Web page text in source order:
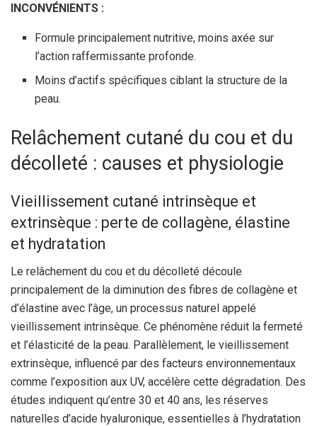
INCONVÉNIENTS :
Formule principalement nutritive, moins axée sur
l’action raffermissante profonde.
Moins d’actifs spécifiques ciblant la structure de la
peau.
Relâchement cutané du cou et du
décolleté : causes et physiologie
Vieillissement cutané intrinsèque et
extrinsèque : perte de collagène, élastine
et hydratation
Le relâchement du cou et du décolleté découle
principalement de la diminution des fibres de collagène et
d’élastine avec l’âge, un processus naturel appelé
vieillissement intrinsèque. Ce phénomène réduit la fermeté
et l’élasticité de la peau. Parallèlement, le vieillissement
extrinsèque, influencé par des facteurs environnementaux
comme l’exposition aux UV, accélère cette dégradation. Des
études indiquent qu’entre 30 et 40 ans, les réserves
naturelles d’acide hyaluronique, essentielles à l’hydratation